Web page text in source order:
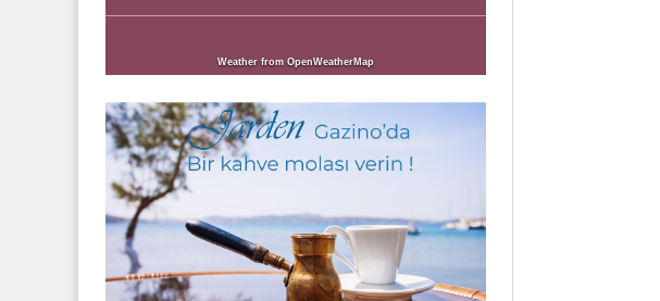
Weather from OpenWeatherMap